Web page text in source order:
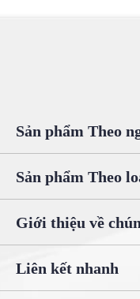
Sản phẩm Theo
Sản phẩm Theo
Giới thiệu về
Liên kết nhanh